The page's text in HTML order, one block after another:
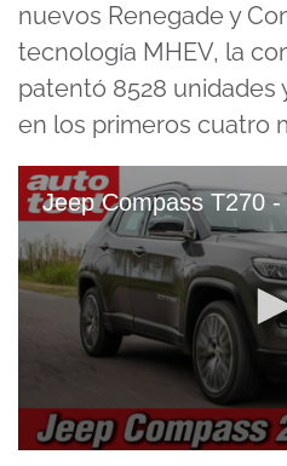
nuevos Renegade y
tecnología MHEV, la
patentó 8528 unidades
en los primeros cuatro
Jeep Compass T270 -